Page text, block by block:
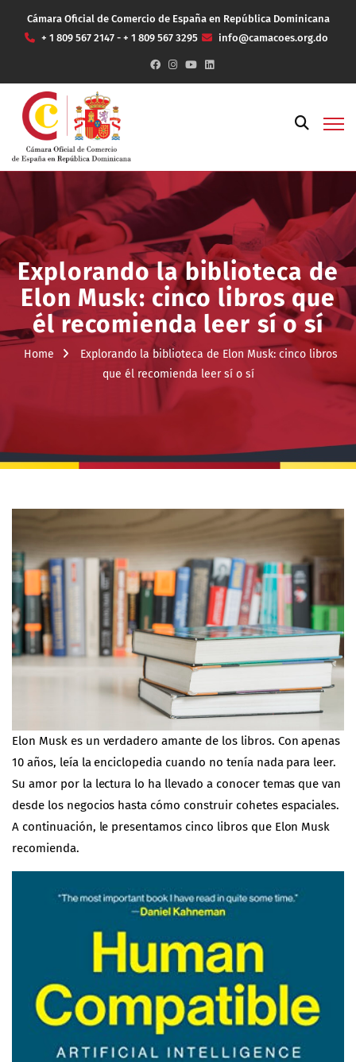
Cámara Oficial de Comercio de España en República Dominicana
+ 1 809 567 2147 - + 1 809 567 3295
info@camacoes.org.do
Explorando la biblioteca de
Elon Musk: cinco libros que
él recomienda leer sí o sí
Home
Explorando la biblioteca de Elon Musk: cinco libros
que él recomienda leer sí o sí
Elon Musk es un verdadero amante de los libros. Con apenas
10 años, leía la enciclopedia cuando no tenía nada para leer.
Su amor por la lectura lo ha llevado a conocer temas que van
desde los negocios hasta cómo construir cohetes espaciales.
A continuación, le presentamos cinco libros que Elon Musk
recomienda.